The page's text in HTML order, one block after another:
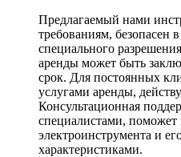
Предлагаемый нами
требованиям, безопасен
специального
аренды может быть
срок. Для постоянных
услугами аренды,
Консультационная
специалистами, поможет
электроинструмента и
характеристиками.